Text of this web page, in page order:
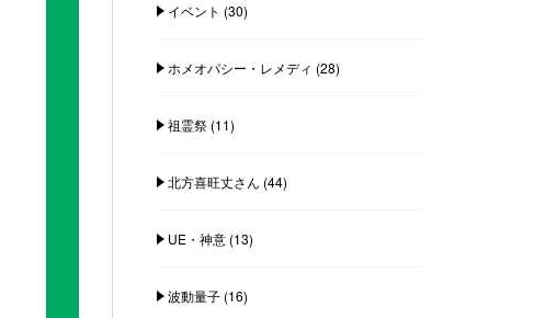
イベント (30)
ホメオパシー・レメディ (28)
祖霊祭(11)
北方喜旺丈さん (44)
UE・神意(13)
波動量子(16)